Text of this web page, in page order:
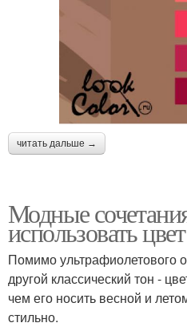
читать дальше →
Модные
использовать
Помимо ультрафиолетового
другой классический тон -
чем его носить весной и
стильно.